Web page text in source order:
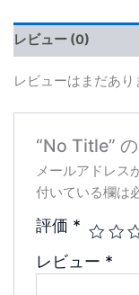
レビュー (0)
レビューはまだあり
“No Title”
メールアドレス
付いている欄は
評価 *
レビュー *